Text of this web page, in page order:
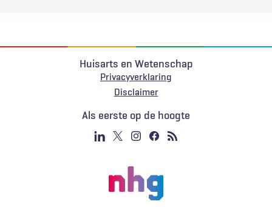
Huisarts en Wetenschap
Privacyverklaring
Voet
Disclaimer
Als eerste op de hoogte